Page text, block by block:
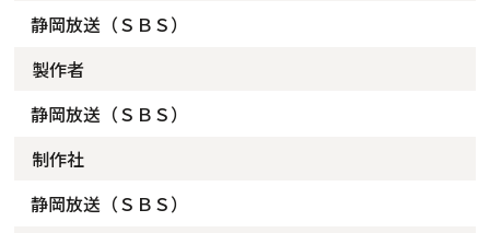
静岡放送（ＳＢＳ）
製作者
静岡放送（ＳＢＳ）
制作社
静岡放送（ＳＢＳ）